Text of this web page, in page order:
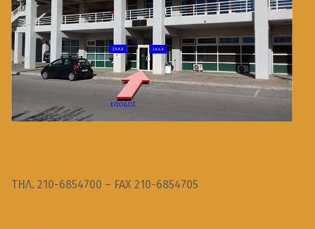
ΤΗΛ. 210-6854700 – FAX 210-6854705